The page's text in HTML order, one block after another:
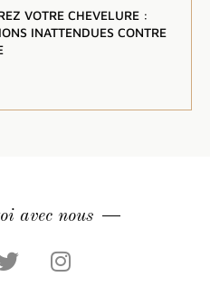
VOTRE CHEVELURE :
INATTENDUES CONTRE
avec nous